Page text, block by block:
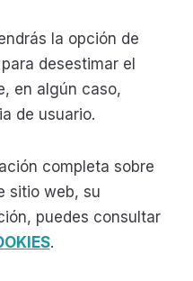
la opción de
desestimar el
en algún caso,
de usuario.
completa sobre
sitio web, su
puedes consultar
.